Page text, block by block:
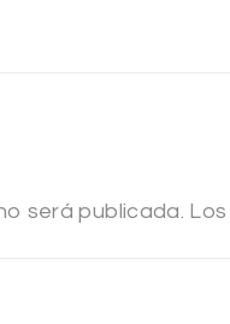
será publicada.